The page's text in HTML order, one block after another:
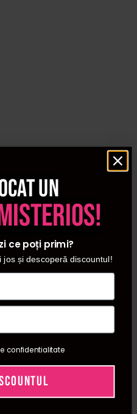
un
ce poți primi?
și descoperă discountul!
confidentialitate